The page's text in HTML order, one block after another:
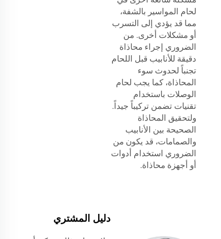
لحام المواسير بالشفة،
مما قد يؤدي إلى التسرب
أو مشكلات أخرى. من
الضروري إجراء محاذاة
دقيقة للأنابيب قبل اللحام
تجنباً لحدوث سوء
المحاذاة، كما يجب لحام
الوصلات باستخدام
تقنيات تضمن تركيباً جيداً.
ولتحقيق المحاذاة
الصحيحة بين الأنابيب
والصمامات، قد يكون من
الضروري استخدام أدوات
أو أجهزة محاذاة.
دليل المشتري